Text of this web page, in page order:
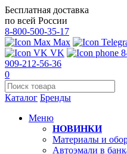
Бесплатная доставка
по всей России
8-800-500-35-17
Max
VK
909-212-56-36
0
Каталог Бренды
Меню
НОВИНКИ
Материалы и
Автоэмали в